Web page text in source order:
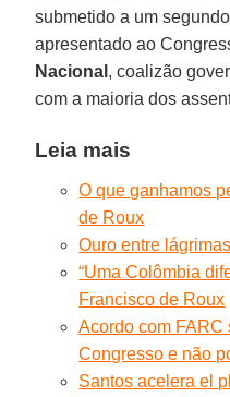
submetido a um
apresentado ao
Nacional , coalizão
com a maioria dos
Leia mais
O que ganhamos
de Roux
Ouro entre
“Uma Colômbia
Francisco de Roux
Acordo com FARC
Congresso e não
Santos acelera el